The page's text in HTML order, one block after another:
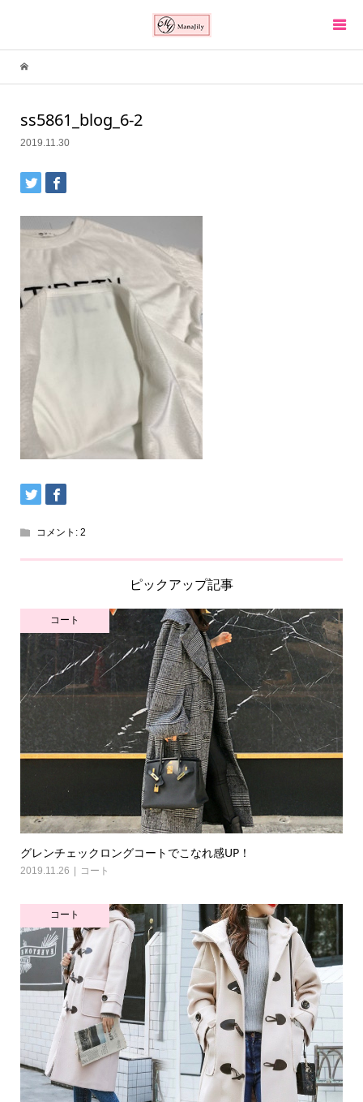
ss5861_blog_6-2
2019.11.30
コメント: 2
ピックアップ記事
コート
グレンチェックロングコートでこなれ感UP！
2019.11.26 コート
コート